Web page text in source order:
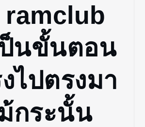
ramclub
นขั้นตอน
ไปตรงมา
กระนั้น